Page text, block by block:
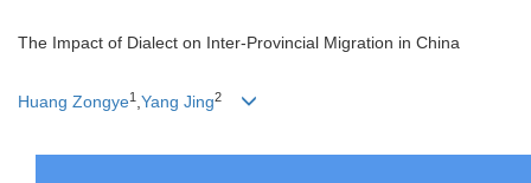
The Impact of Dialect on Inter-Provincial Migration in China
Huang Zongye1 Yang Jing2